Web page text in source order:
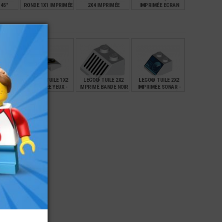
RONDE 1X1 IMPRIMÉE
2X4 IMPRIMÉE
IMPRIMÉE ECRAN
2X2
LEGO® TUILE 1X2
IMPRIMÉE YEUX -
OEIL
2,40
LEGO® TUILE 2X2
IMPRIMÉ BANDE NOIR
LEGO® TUILE 2X2
IMPRIMÉE SONAR -